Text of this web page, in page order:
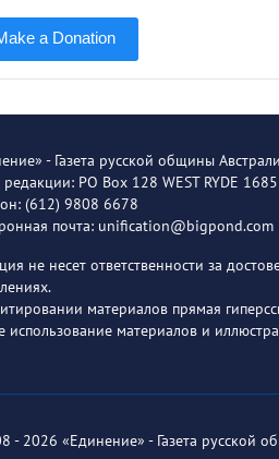
a Donation
- Газета русской общины
PO Box 128 WEST RYDE 1685
(612) 9808 6678
почта: unification@bigpond.com
не несет ответственности за
материалов прямая
использование материалов и
- 2026 «Единение» - Газета русской